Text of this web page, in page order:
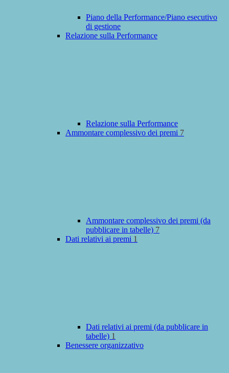
Piano della Performance/Piano esecutivo
di gestione
Relazione sulla Performance
Relazione sulla Performance
Ammontare complessivo dei premi 7
Ammontare complessivo dei premi (da
pubblicare in tabelle) 7
Dati relativi ai premi 1
Dati relativi ai premi (da pubblicare in
tabelle) 1
Benessere organizzativo